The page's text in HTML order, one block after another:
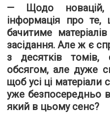
— Щодо новацій,
інформація про
бачитиме
засідання. Але ж є
з десятків
обсягом, але дуже
щоб усі ці
уже безпосередньо в
який в цьому сенс?